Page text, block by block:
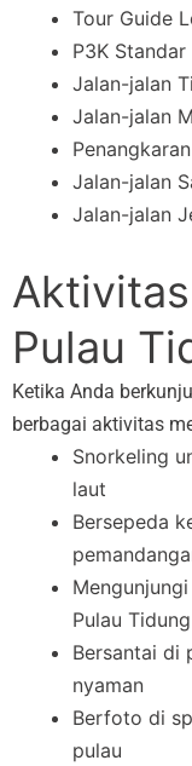
Tour Guide
P3K Standar
Jalan-jalan
Jalan-jalan
Jalan-jalan
Jalan-jalan
Pulau
Ketika Anda
berbagai aktivitas
Snorkeling
laut
Bersepeda
Mengunjungi
Pulau Tidung
Bersantai di
nyaman
Berfoto di
pulau